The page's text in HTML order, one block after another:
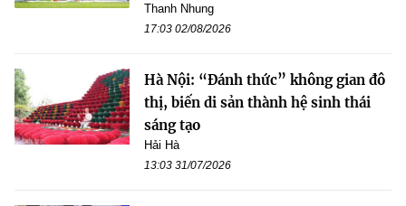
Thanh Nhung
17:03 02/08/2026
Hà Nội: “Đánh thức” không gian đô
thị, biến di sản thành hệ sinh thái
sáng tạo
Hải Hà
13:03 31/07/2026